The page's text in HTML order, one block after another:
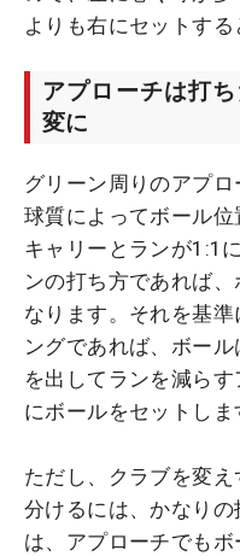
よりも右にセットする
アプローチは打
変に
グリーン周りのアプ
球質によってボール位
キャリーとランが1:1
ンの打ち方であれば
なります。それを基
ングであれば、ボー
を出してランを減ら
にボールをセットしま
ただし、クラブを変
分けるには、かなり
は、アプローチでも